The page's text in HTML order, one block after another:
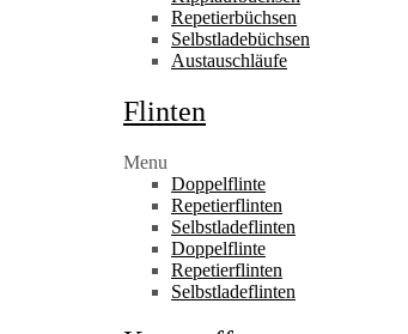
Repetierbüchsen
Selbstladebüchsen
Austauschläufe
Flinten
Menu
Doppelflinte
Repetierflinten
Selbstladeflinten
Doppelflinte
Repetierflinten
Selbstladeflinten